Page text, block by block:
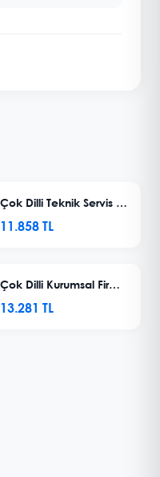
Çok Dilli Teknik Servis & Tamirci Sitesi V2
11.858 TL
Çok Dilli Kurumsal Firma Sitesi V22 - E-Ticaret Modüllü
13.281 TL